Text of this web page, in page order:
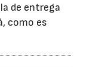
de entrega
como es